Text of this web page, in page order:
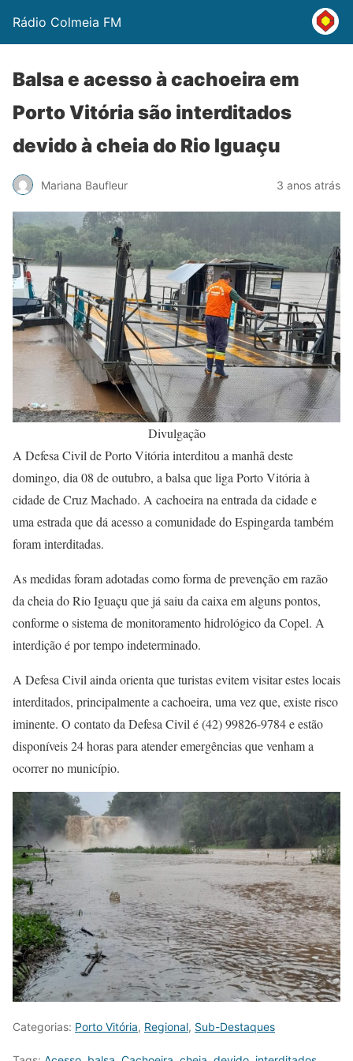
Rádio Colmeia FM
Balsa e acesso à cachoeira em
Porto Vitória são interditados
devido à cheia do Rio Iguaçu
Mariana Baufleur 3 anos atrás
Divulgação
A Defesa Civil de Porto Vitória interditou a manhã deste
domingo, dia 08 de outubro, a balsa que liga Porto Vitória à
cidade de Cruz Machado. A cachoeira na entrada da cidade e
uma estrada que dá acesso a comunidade do Espingarda também
foram interditadas.
As medidas foram adotadas como forma de prevenção em razão
da cheia do Rio Iguaçu que já saiu da caixa em alguns pontos,
conforme o sistema de monitoramento hidrológico da Copel. A
interdição é por tempo indeterminado.
A Defesa Civil ainda orienta que turistas evitem visitar estes locais
interditados, principalmente a cachoeira, uma vez que, existe risco
iminente. O contato da Defesa Civil é (42) 99826-9784 e estão
disponíveis 24 horas para atender emergências que venham a
ocorrer no município.
Categorias: Porto Vitória, Regional, Sub-Destaques